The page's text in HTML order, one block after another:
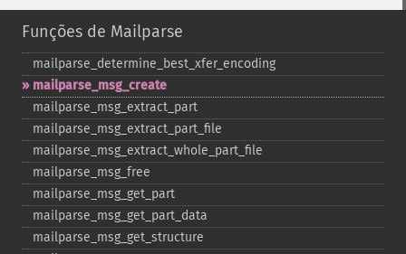
Funções de Mailparse
mailparse_​determine_​best_​xfer_​encoding
mailparse_​msg_​create
mailparse_​msg_​extract_​part
mailparse_​msg_​extract_​part_​file
mailparse_​msg_​extract_​whole_​part_​file
mailparse_​msg_​free
mailparse_​msg_​get_​part
mailparse_​msg_​get_​part_​data
mailparse_​msg_​get_​structure